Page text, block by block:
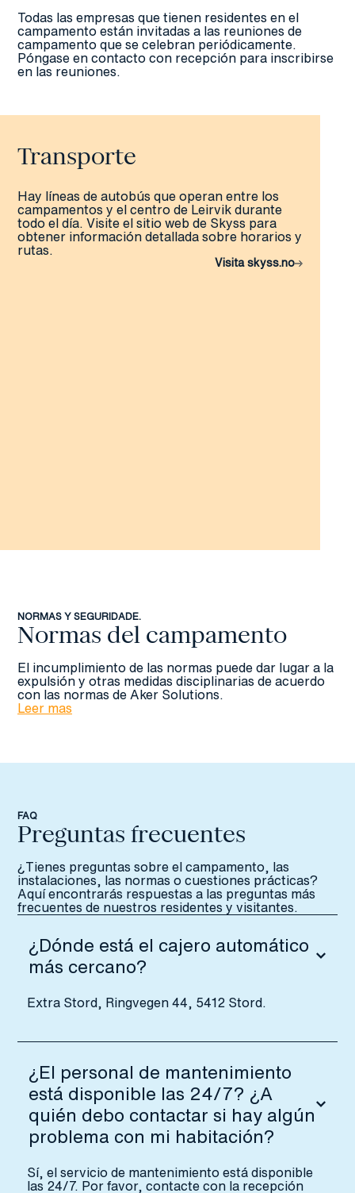
Todas las empresas que tienen residentes en el
campamento están invitadas a las reuniones de
campamento que se celebran periódicamente.
Póngase en contacto con recepción para inscribirse
en las reuniones.
Transporte
Hay líneas de autobús que operan entre los
campamentos y el centro de Leirvik durante
todo el día. Visite el sitio web de Skyss para
obtener información detallada sobre horarios y
rutas.
Visita skyss.no
NORMAS Y SEGURIDADE.
Normas del campamento
El incumplimiento de las normas puede dar lugar a la
expulsión y otras medidas disciplinarias de acuerdo
con las normas de Aker Solutions.
Leer mas
FAQ
Preguntas frecuentes
¿Tienes preguntas sobre el campamento, las
instalaciones, las normas o cuestiones prácticas?
Aquí encontrarás respuestas a las preguntas más
frecuentes de nuestros residentes y visitantes.
¿Dónde está el cajero automático
más cercano?
Extra Stord, Ringvegen 44, 5412 Stord.
¿El personal de mantenimiento
está disponible las 24/7? ¿A
quién debo contactar si hay algún
problema con mi habitación?
Sí, el servicio de mantenimiento está disponible
las 24/7. Por favor, contacte con la recepción